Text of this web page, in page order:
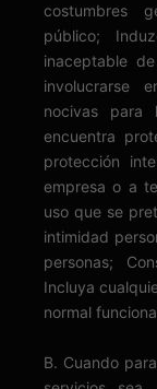
costumbres
público;
inaceptable
involucrarse
nocivas para
encuentra
protección
empresa o a
uso que se
intimidad
personas;
Incluya
normal
B. Cuando